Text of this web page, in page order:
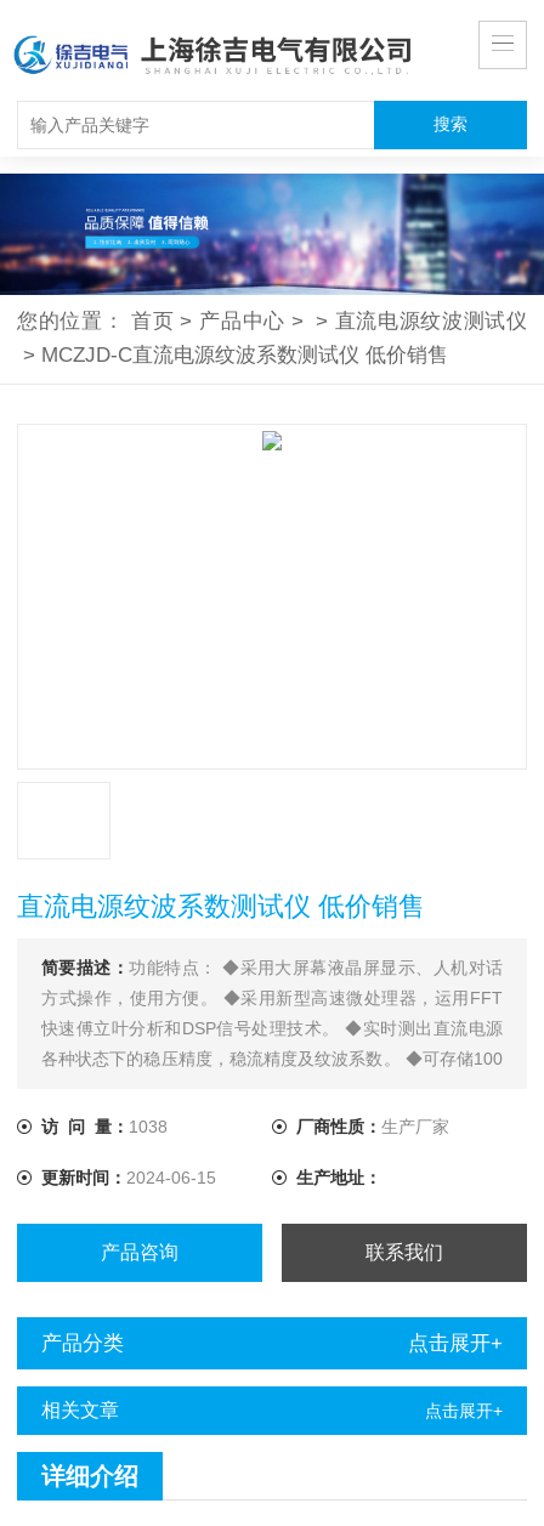
您的位置：首页 > 产品中心 > > 直流电源纹波测试仪
> MCZJD-C直流电源纹波系数测试仪 低价销售
直流电源纹波系数测试仪 低价销售
简要描述：功能特点： ◆采用大屏幕液晶屏显示、人机对话
方式操作，使用方便。 ◆采用新型高速微处理器，运用FFT
快速傅立叶分析和DSP信号处理技术。 ◆实时测出直流电源
各种状态下的稳压精度，稳流精度及纹波系数。 ◆可存储100
析软件界面友好，功能*。 ◆可将采集数据在屏幕上直观显
记录。
访 问 量： 1038 厂商性质： 生产厂家
更新时间： 2024-06-15 生产地址：
产品咨询 联系我们
产品分类 点击展开+
相关文章 点击展开+
详细介绍